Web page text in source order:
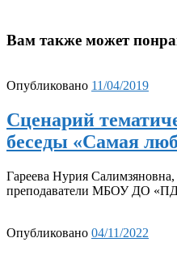
Вам также может
Опубликовано 11/04/2019
Сценарий
беседы «Самая
Гареева Нурия
преподаватели МБОУ ДО
Опубликовано 04/11/2022